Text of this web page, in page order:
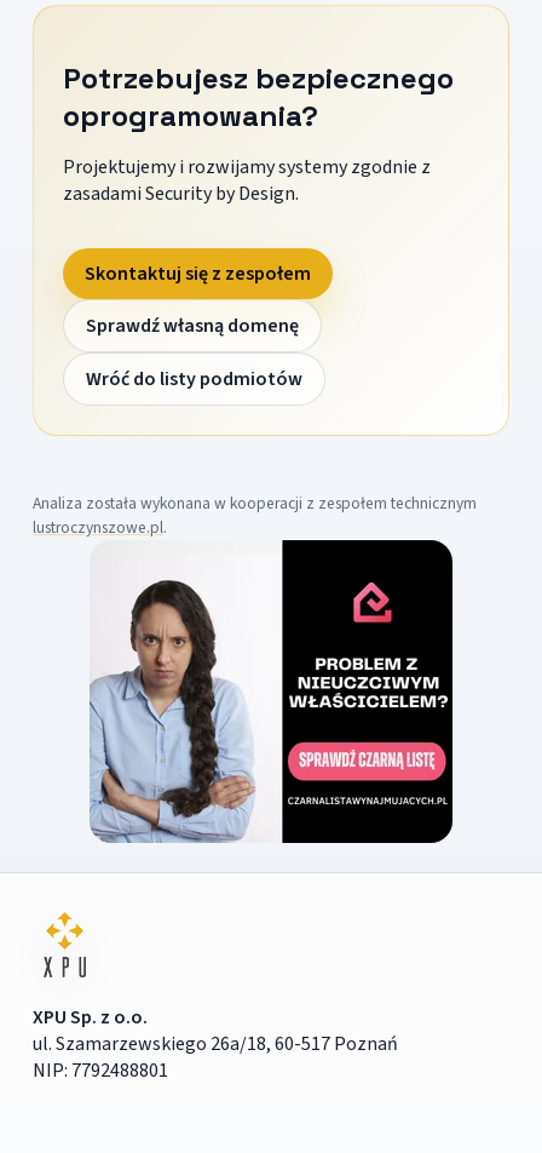
Potrzebujesz bezpiecznego
oprogramowania?
Projektujemy i rozwijamy systemy zgodnie z
zasadami Security by Design.
Skontaktuj się z zespołem
Sprawdź własną domenę
Wróć do listy podmiotów
Analiza została wykonana w kooperacji z zespołem technicznym
lustroczynszowe.pl.
XPU Sp. z o.o.
ul. Szamarzewskiego 26a/18, 60-517 Poznań
NIP: 7792488801